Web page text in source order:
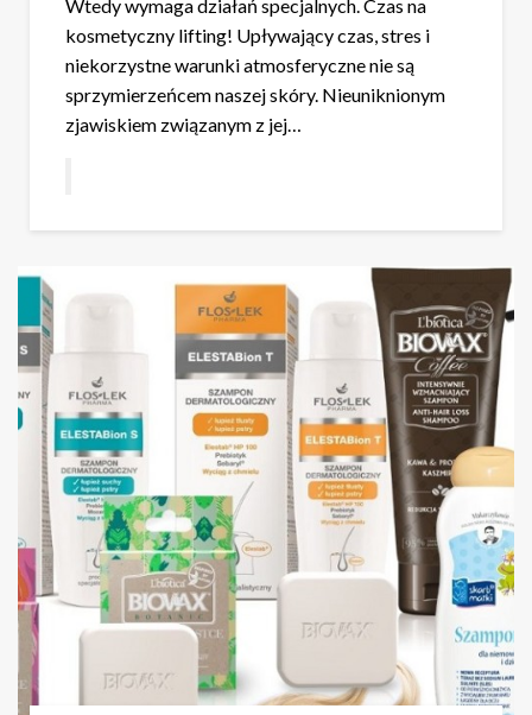
Wtedy wymaga działań specjalnych. Czas na
kosmetyczny lifting! Upływający czas, stres i
niekorzystne warunki atmosferyczne nie są
sprzymierzeńcem naszej skóry. Nieuniknionym
zjawiskiem związanym z jej…